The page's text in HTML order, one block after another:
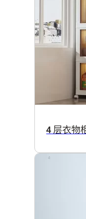
4 层衣物